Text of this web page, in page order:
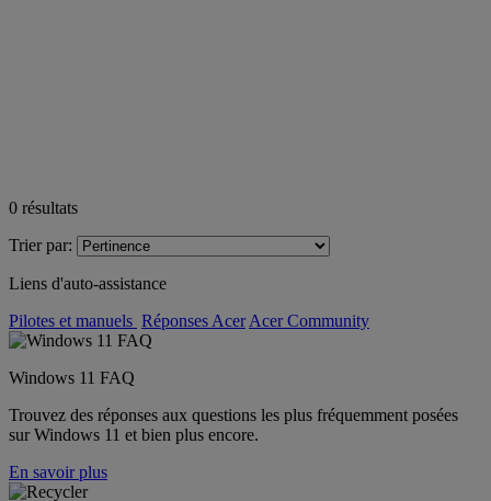
0 résultats
Trier par:
Liens d'auto-assistance
Pilotes et manuels Réponses Acer Acer Community
Windows 11 FAQ
Trouvez des réponses aux questions les plus fréquemment posées
sur Windows 11 et bien plus encore.
En savoir plus